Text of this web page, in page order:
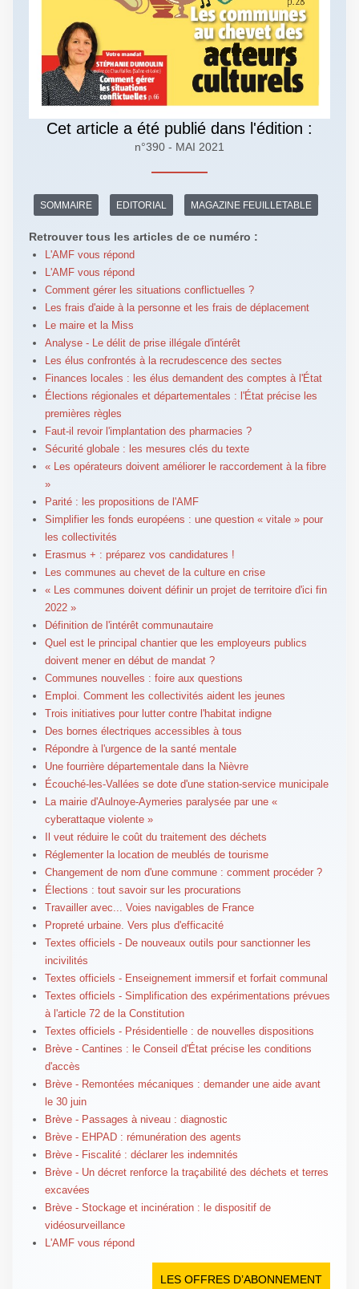
Cet article a été publié dans l'édition :
n°390 - MAI 2021
SOMMAIRE EDITORIAL MAGAZINE FEUILLETABLE
Retrouver tous les articles de ce numéro :
L'AMF vous répond
L'AMF vous répond
Comment gérer les situations conflictuelles ?
Les frais d'aide à la personne et les frais de déplacement
Le maire et la Miss
Analyse - Le délit de prise illégale d'intérêt
Les élus confrontés à la recrudescence des sectes
Finances locales : les élus demandent des comptes à l'État
Élections régionales et départementales : l'État précise les
premières règles
Faut-il revoir l'implantation des pharmacies ?
Sécurité globale : les mesures clés du texte
« Les opérateurs doivent améliorer le raccordement à la fibre
»
Parité : les propositions de l'AMF
Simplifier les fonds européens : une question « vitale » pour
les collectivités
Erasmus + : préparez vos candidatures !
Les communes au chevet de la culture en crise
« Les communes doivent définir un projet de territoire d'ici fin
2022 »
Définition de l'intérêt communautaire
Quel est le principal chantier que les employeurs publics
doivent mener en début de mandat ?
Communes nouvelles : foire aux questions
Emploi. Comment les collectivités aident les jeunes
Trois initiatives pour lutter contre l'habitat indigne
Des bornes électriques accessibles à tous
Répondre à l'urgence de la santé mentale
Une fourrière départementale dans la Nièvre
Écouché-les-Vallées se dote d'une station-service municipale
La mairie d'Aulnoye-Aymeries paralysée par une «
cyberattaque violente »
Il veut réduire le coût du traitement des déchets
Réglementer la location de meublés de tourisme
Changement de nom d'une commune : comment procéder ?
Élections : tout savoir sur les procurations
Travailler avec... Voies navigables de France
Propreté urbaine. Vers plus d'efficacité
Textes officiels - De nouveaux outils pour sanctionner les
incivilités
Textes officiels - Enseignement immersif et forfait communal
Textes officiels - Simplification des expérimentations prévues
à l'article 72 de la Constitution
Textes officiels - Présidentielle : de nouvelles dispositions
Brève - Cantines : le Conseil d'État précise les conditions
d'accès
Brève - Remontées mécaniques : demander une aide avant
le 30 juin
Brève - Passages à niveau : diagnostic
Brève - EHPAD : rémunération des agents
Brève - Fiscalité : déclarer les indemnités
Brève - Un décret renforce la traçabilité des déchets et terres
excavées
Brève - Stockage et incinération : le dispositif de
vidéosurveillance
L'AMF vous répond
LES OFFRES D’ABONNEMENT